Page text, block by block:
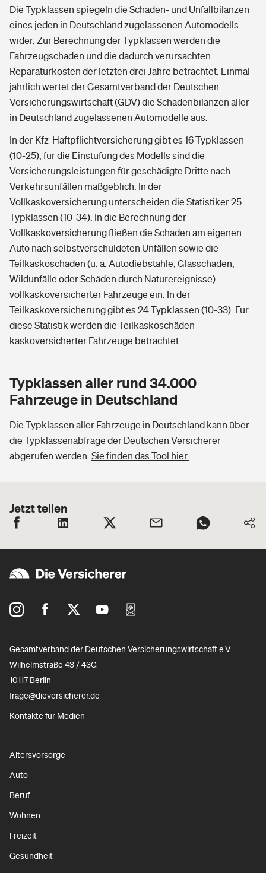
Die Typklassen spiegeln die Schaden- und Unfallbilanzen
eines jeden in Deutschland zugelassenen Automodells
wider. Zur Berechnung der Typklassen werden die
Fahrzeugschäden und die dadurch verursachten
Reparaturkosten der letzten drei Jahre betrachtet. Einmal
jährlich wertet der Gesamtverband der Deutschen
Versicherungswirtschaft (GDV) die Schadenbilanzen aller
in Deutschland zugelassenen Automodelle aus.
In der Kfz-Haftpflichtversicherung gibt es 16 Typklassen
(10-25), für die Einstufung des Modells sind die
Versicherungsleistungen für geschädigte Dritte nach
Verkehrsunfällen maßgeblich. In der
Vollkaskoversicherung unterscheiden die Statistiker 25
Typklassen (10-34). In die Berechnung der
Vollkaskoversicherung fließen die Schäden am eigenen
Auto nach selbstverschuldeten Unfällen sowie die
Teilkaskoschäden (u. a. Autodiebstähle, Glasschäden,
Wildunfälle oder Schäden durch Naturereignisse)
vollkaskoversicherter Fahrzeuge ein. In der
Teilkaskoversicherung gibt es 24 Typklassen (10-33). Für
diese Statistik werden die Teilkaskoschäden
kaskoversicherter Fahrzeuge betrachtet.
Typklassen aller rund 34.000
Fahrzeuge in Deutschland
Die Typklassen aller Fahrzeuge in Deutschland kann über
die Typklassenabfrage der Deutschen Versicherer
abgerufen werden. Sie finden das Tool hier.
Jetzt teilen
Gesamtverband der Deutschen Versicherungswirtschaft e.V.
Wilhelmstraße 43 / 43G
10117 Berlin
frage@dieversicherer.de
Kontakte für Medien
Altersvorsorge
Auto
Beruf
Wohnen
Freizeit
Gesundheit